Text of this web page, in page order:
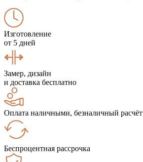
Изготовление
от 5 дней
Замер, дизайн
и доставка бесплатно
Оплата наличными, безналичный расчёт
Беспроцентная рассрочка